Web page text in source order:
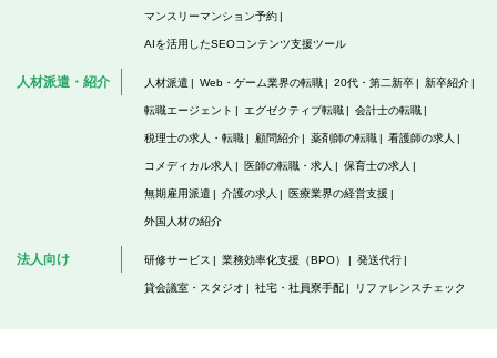
マンスリーマンション予約
AIを活用したSEOコンテンツ支援ツール
人材派遣・紹介 人材派遣 Web・ゲーム業界の転職 20代・第二新卒 新卒紹介
転職エージェント エグゼクティブ転職 会計士の転職
税理士の求人・転職 顧問紹介 薬剤師の転職 看護師の求人
コメディカル求人 医師の転職・求人 保育士の求人
無期雇用派遣 介護の求人 医療業界の経営支援
外国人材の紹介
法人向け 研修サービス 業務効率化支援（BPO） 発送代行
貸会議室・スタジオ 社宅・社員寮手配 リファレンスチェック